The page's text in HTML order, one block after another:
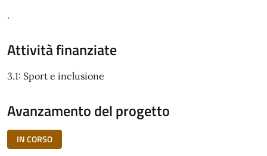
.
Attività finanziate
3.1: Sport e inclusione
Avanzamento del progetto
IN CORSO